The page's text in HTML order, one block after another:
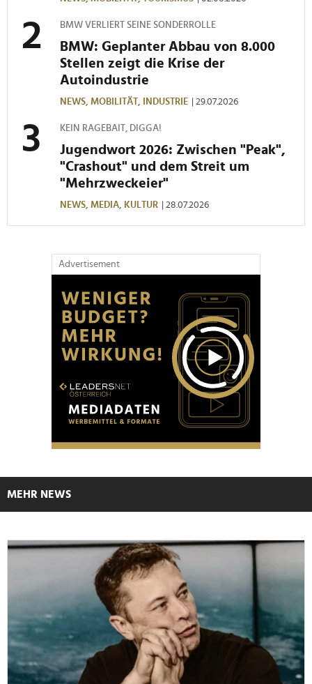
BMW VERLIERT SEINE SONDERROLLE
BMW: Geplanter Abbau von 8.000
Stellen zeigt die Krise der
Autoindustrie
NEWS, MOBILITÄT, INDUSTRIE | 29.07.2026
KEIN RAGEBAIT, DIGGA!
Jugendwort 2026: Zwischen "Peak",
"Crashout" und dem Streit um
"Mehrzweckeier"
NEWS, MEDIA, KULTUR | 28.07.2026
Advertisement
MEHR NEWS